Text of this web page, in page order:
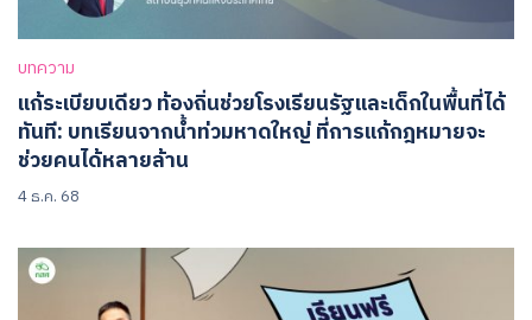
บทความ
แก้ระเบียบเดียว ท้องถิ่นช่วยโรงเรียนรัฐและเด็กในพื้นที่ได้
ทันที: บทเรียนจากน้ำท่วมหาดใหญ่ ที่การแก้กฎหมายจะ
ช่วยคนได้หลายล้าน
4 ธ.ค. 68